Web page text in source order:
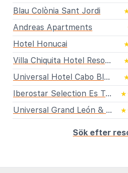
Blau Colònia Sant Jordi
Andreas Apartments
Hotel Honucai
Villa Chiquita Hotel Resort & Spa
Universal Hotel Cabo Blanco
Iberostar Selection Es Trenc
Universal Grand León & Spa
Sök efter